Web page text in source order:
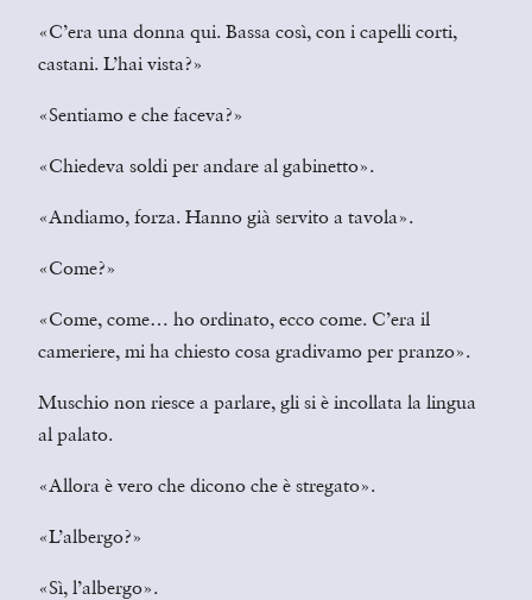
«C’era una donna qui. Bassa così, con i capelli corti,
castani. L’hai vista?»
«Sentiamo e che faceva?»
«Chiedeva soldi per andare al gabinetto».
«Andiamo, forza. Hanno già servito a tavola».
«Come?»
«Come, come… ho ordinato, ecco come. C’era il
cameriere, mi ha chiesto cosa gradivamo per pranzo».
Muschio non riesce a parlare, gli si è incollata la lingua
al palato.
«Allora è vero che dicono che è stregato».
«L’albergo?»
«Sì, l’albergo».